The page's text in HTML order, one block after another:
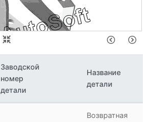
Заводской
номер
детали
Название
детали
Возвратная